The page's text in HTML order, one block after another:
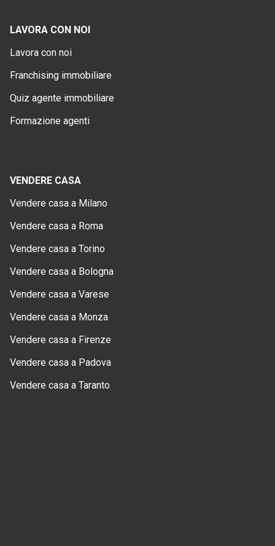
LAVORA CON NOI
Lavora con noi
Franchising immobiliare
Quiz agente immobiliare
Formazione agenti
VENDERE CASA
Vendere casa a Milano
Vendere casa a Roma
Vendere casa a Torino
Vendere casa a Bologna
Vendere casa a Varese
Vendere casa a Monza
Vendere casa a Firenze
Vendere casa a Padova
Vendere casa a Taranto